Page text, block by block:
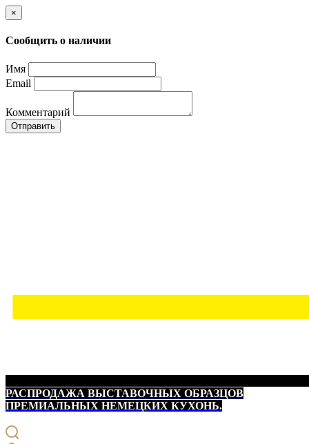
×
Сообщить о наличии
Имя
Email
Комментарий
Отправить
РАСПРОДАЖА ВЫСТАВОЧНЫХ ОБРАЗЦОВ
ПРЕМИАЛЬНЫХ НЕМЕЦКИХ КУХОНЬ.